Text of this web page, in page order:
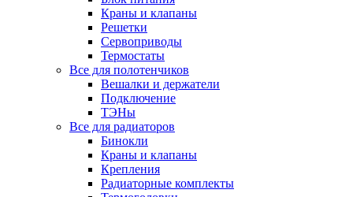
Краны и клапаны
Решетки
Сервоприводы
Термостаты
Все для полотенчиков
Вешалки и держатели
Подключение
ТЭНы
Все для радиаторов
Бинокли
Краны и клапаны
Крепления
Радиаторные комплекты